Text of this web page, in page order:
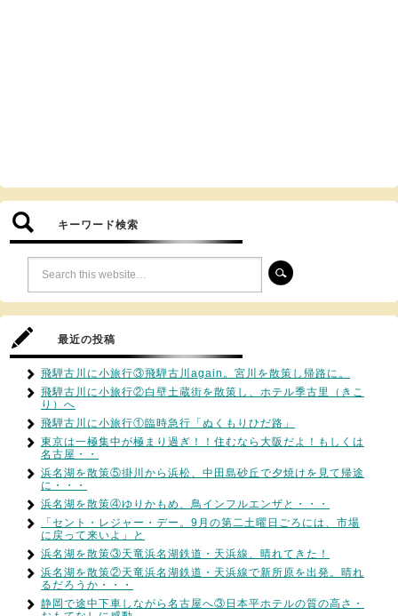
キーワード検索
最近の投稿
飛騨古川に小旅行③飛騨古川again。宮川を散策し帰路に。
飛騨古川に小旅行②白壁土蔵街を散策し、ホテル季古里（きこ
り）へ
飛騨古川に小旅行①臨時急行「ぬくもりひだ路」
東京は一極集中が極まり過ぎ！！住むなら大阪だよ！もしくは
名古屋・・
浜名湖を散策⑤掛川から浜松、中田島砂丘で夕焼けを見て帰途
に・・・
浜名湖を散策④ゆりかもめ、鳥インフルエンザと・・・
「セント・レジャー・デー。9月の第二土曜日ごろには、市場
に戻って来いよ」と
浜名湖を散策③天竜浜名湖鉄道・天浜線、晴れてきた！
浜名湖を散策②天竜浜名湖鉄道・天浜線で新所原を出発。晴れ
るだろうか・・・
静岡で途中下車しながら名古屋へ③日本平ホテルの質の高さ・